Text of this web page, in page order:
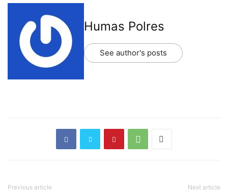
Humas Polres
See author's posts
Previous article Next article